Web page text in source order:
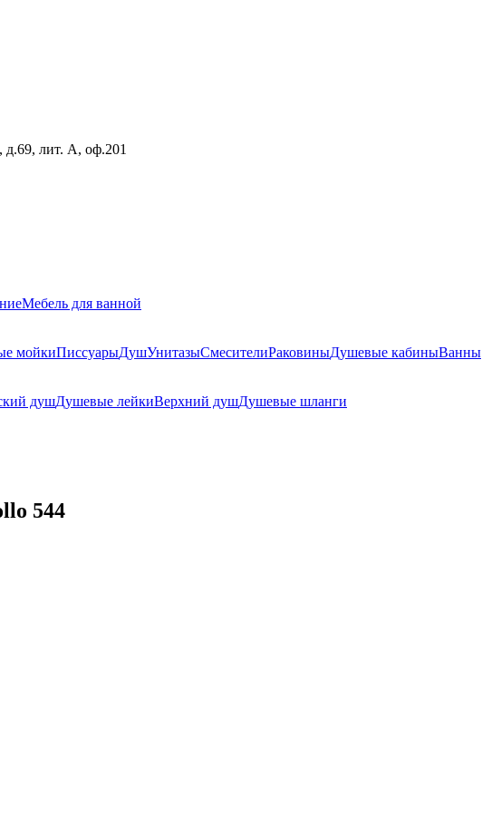
д.69, лит. А, оф.201
Мебель для ванной
мойкиПиссуарыДушУнитазыСмесителиРаковиныДушевые кабиныВанны
душДушевые лейкиВерхний душДушевые шланги
544